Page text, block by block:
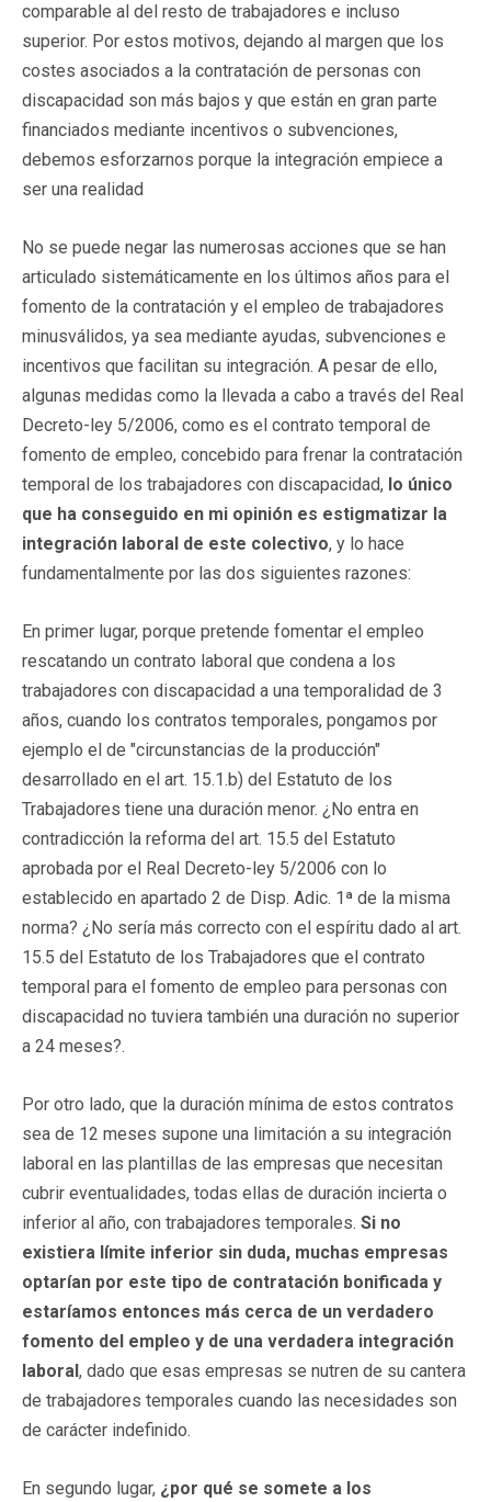
comparable al del resto de trabajadores e incluso
superior. Por estos motivos, dejando al margen que los
costes asociados a la contratación de personas con
discapacidad son más bajos y que están en gran parte
financiados mediante incentivos o subvenciones,
debemos esforzarnos porque la integración empiece a
ser una realidad
No se puede negar las numerosas acciones que se han
articulado sistemáticamente en los últimos años para el
fomento de la contratación y el empleo de trabajadores
minusválidos, ya sea mediante ayudas, subvenciones e
incentivos que facilitan su integración. A pesar de ello,
algunas medidas como la llevada a cabo a través del Real
Decreto-ley 5/2006, como es el contrato temporal de
fomento de empleo, concebido para frenar la contratación
temporal de los trabajadores con discapacidad, lo único
que ha conseguido en mi opinión es estigmatizar la
integración laboral de este colectivo, y lo hace
fundamentalmente por las dos siguientes razones:
En primer lugar, porque pretende fomentar el empleo
rescatando un contrato laboral que condena a los
trabajadores con discapacidad a una temporalidad de 3
años, cuando los contratos temporales, pongamos por
ejemplo el de "circunstancias de la producción"
desarrollado en el art. 15.1.b) del Estatuto de los
Trabajadores tiene una duración menor. ¿No entra en
contradicción la reforma del art. 15.5 del Estatuto
aprobada por el Real Decreto-ley 5/2006 con lo
establecido en apartado 2 de Disp. Adic. 1ª de la misma
norma? ¿No sería más correcto con el espíritu dado al art.
15.5 del Estatuto de los Trabajadores que el contrato
temporal para el fomento de empleo para personas con
discapacidad no tuviera también una duración no superior
a 24 meses?.
Por otro lado, que la duración mínima de estos contratos
sea de 12 meses supone una limitación a su integración
laboral en las plantillas de las empresas que necesitan
cubrir eventualidades, todas ellas de duración incierta o
inferior al año, con trabajadores temporales. Si no
existiera límite inferior sin duda, muchas empresas
optarían por este tipo de contratación bonificada y
estaríamos entonces más cerca de un verdadero
fomento del empleo y de una verdadera integración
laboral, dado que esas empresas se nutren de su cantera
de trabajadores temporales cuando las necesidades son
de carácter indefinido.
En segundo lugar, ¿por qué se somete a los